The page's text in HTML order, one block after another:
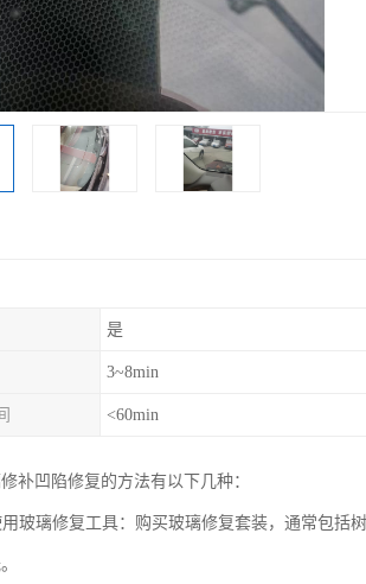
是
3~8min
<60min
补凹陷修复的方法有以下几种：
用玻璃修复工具：购买玻璃修复套装，通常包括